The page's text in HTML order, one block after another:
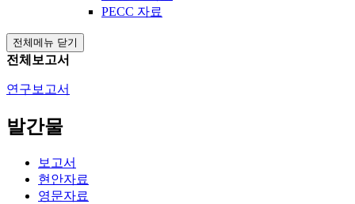
PECC 자료
전체메뉴 닫기
전체보고서
연구보고서
발간물
보고서
현안자료
영문자료